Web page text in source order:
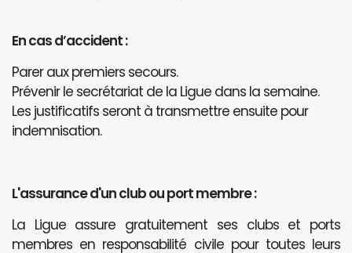
En cas d’accident :
Parer aux premiers secours.
Prévenir le secrétariat de la Ligue dans la semaine.
Les justificatifs seront à transmettre ensuite pour
indemnisation.
L'assurance d'un club ou port membre :
La Ligue assure gratuitement ses clubs et ports
membres en responsabilité civile pour toutes leurs